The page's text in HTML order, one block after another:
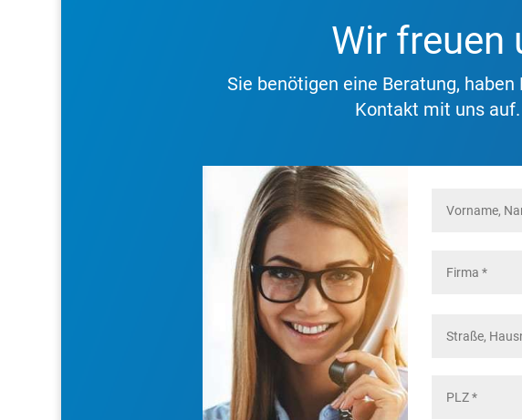
Wir freuen
Sie benötigen eine Beratung,
Kontakt mit uns